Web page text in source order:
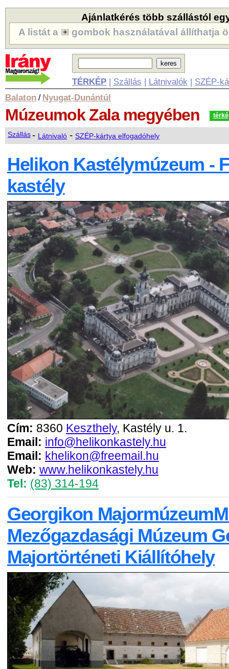
Ajánlatkérés több szállástól
A listát a
gombok használatával állíthatja
TÉRKÉP| Szállás | Látnivalók | SZÉP-
Balaton / Nyugat-Dunántúl
Múzeumok Zala megyében
Szállás- Látnivaló - SZÉP-kártya elfogadóhely
Helikon Kastélymúzeum -
kastély
Cím: 8360 Keszthely, Kastély u. 1.
Email: info@helikonkastely.hu
Email: khelikon@freemail.hu
Web: www.helikonkastely.hu
Tel: (83) 314-194
Georgikon
Mezőgazdasági Múzeum
Majortörténeti Kiállítóhely